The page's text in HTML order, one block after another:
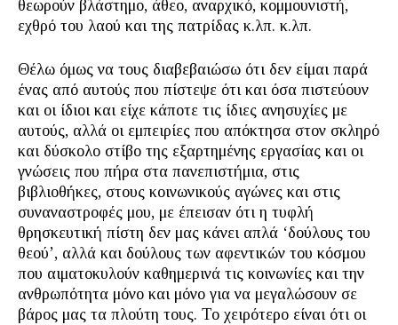
θεωρούν βλάστημο, άθεο, αναρχικό, κομμουνιστή,
εχθρό του λαού και της πατρίδας κ.λπ. κ.λπ.
Θέλω όμως να τους διαβεβαιώσω ότι δεν είμαι παρά
ένας από αυτούς που πίστεψε ότι και όσα πιστεύουν
και οι ίδιοι και είχε κάποτε τις ίδιες ανησυχίες με
αυτούς, αλλά οι εμπειρίες που απόκτησα στον σκληρό
και δύσκολο στίβο της εξαρτημένης εργασίας και οι
γνώσεις που πήρα στα πανεπιστήμια, στις
βιβλιοθήκες, στους κοινωνικούς αγώνες και στις
συναναστροφές μου, με έπεισαν ότι η τυφλή
θρησκευτική πίστη δεν μας κάνει απλά ‘δούλους του
θεού’, αλλά και δούλους των αφεντικών του κόσμου
που αιματοκυλούν καθημερινά τις κοινωνίες και την
ανθρωπότητα μόνο και μόνο για να μεγαλώσουν σε
βάρος μας τα πλούτη τους. Το χειρότερο είναι ότι οι